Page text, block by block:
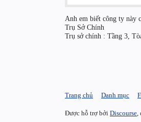
Anh em biết công ty
Trụ Sở Chính
Trụ sở chính : Tầng 3,
Trang chủ Danh mục
Được hỗ trợ bởi Discourse,